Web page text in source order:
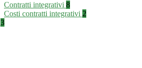
Contratti integrativi 8
Costi contratti integrativi 2
3